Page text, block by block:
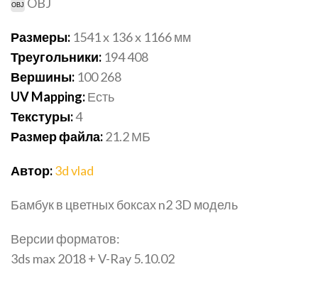
Размеры: 1541 x 136 x 1166мм
Треугольники: 194 408
Вершины: 100 268
UV Mapping:Есть
Текстуры:4
Размер файла:21.2МБ
Автор:3d vlad
Бамбук в цветных боксах n2 3D модель
Версии форматов:
3ds max 2018 + V-Ray 5.10.02